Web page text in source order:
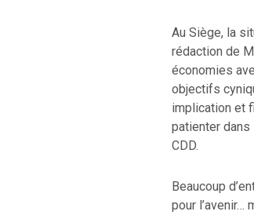
Au Siège, la
rédaction de
économies
objectifs
implication et
patienter dans
CDD.
Beaucoup
pour l’avenir…